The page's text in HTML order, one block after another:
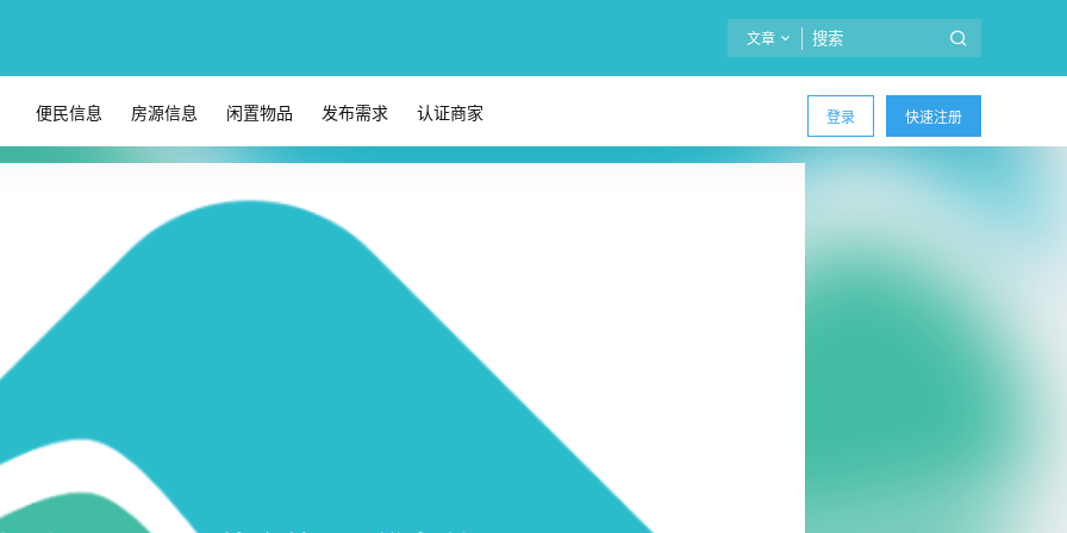
文章
登录 快速注册
便民信息 房源信息 闲置物品 发布需求 认证商家